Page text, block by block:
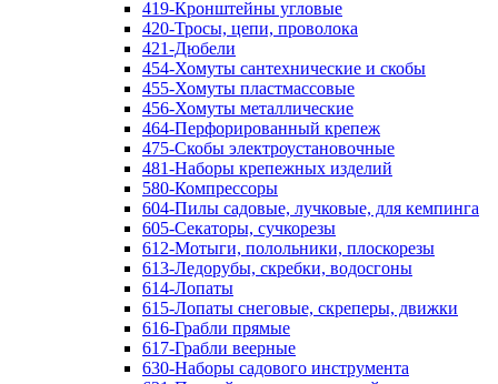
419-Кронштейны угловые
420-Тросы, цепи, проволока
421-Дюбели
454-Хомуты сантехнические и скобы
455-Хомуты пластмассовые
456-Хомуты металлические
464-Перфорированный крепеж
475-Скобы электроустановочные
481-Наборы крепежных изделий
580-Компрессоры
604-Пилы садовые, лучковые, для кемпинга
605-Секаторы, сучкорезы
612-Мотыги, полольники, плоскорезы
613-Ледорубы, скребки, водосгоны
614-Лопаты
615-Лопаты снеговые, скреперы, движки
616-Грабли прямые
617-Грабли веерные
630-Наборы садового инструмента